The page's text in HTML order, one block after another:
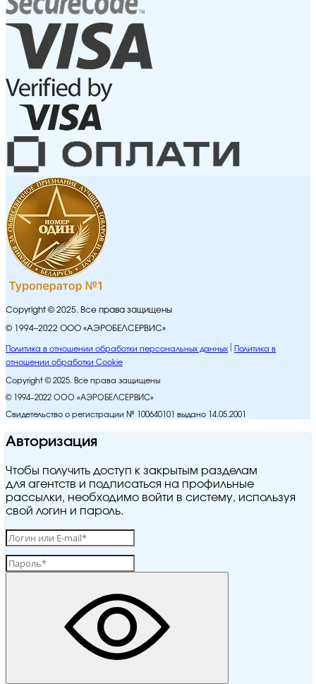
Copyright © 2025. Все права защищены
© 1994–2022 ООО «АЭРОБЕЛСЕРВИС»
Политика в отношении обработки персональных данных
Политика в
отношении обработки Cookie
Copyright © 2025. Все права защищены
© 1994–2022 ООО «АЭРОБЕЛСЕРВИС»
Свидетельство о регистрации № 100640101 выдано 14.05.2001
Авторизация
Чтобы получить доступ к закрытым разделам
для агентств и подписаться на профильные
рассылки, необходимо войти в систему, используя
свой логин и пароль.